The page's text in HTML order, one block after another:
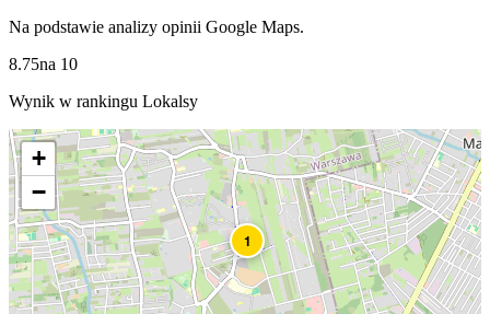
Na podstawie analizy opinii Google Maps.
8.75na 10
Wynik w rankingu Lokalsy
1
+
−